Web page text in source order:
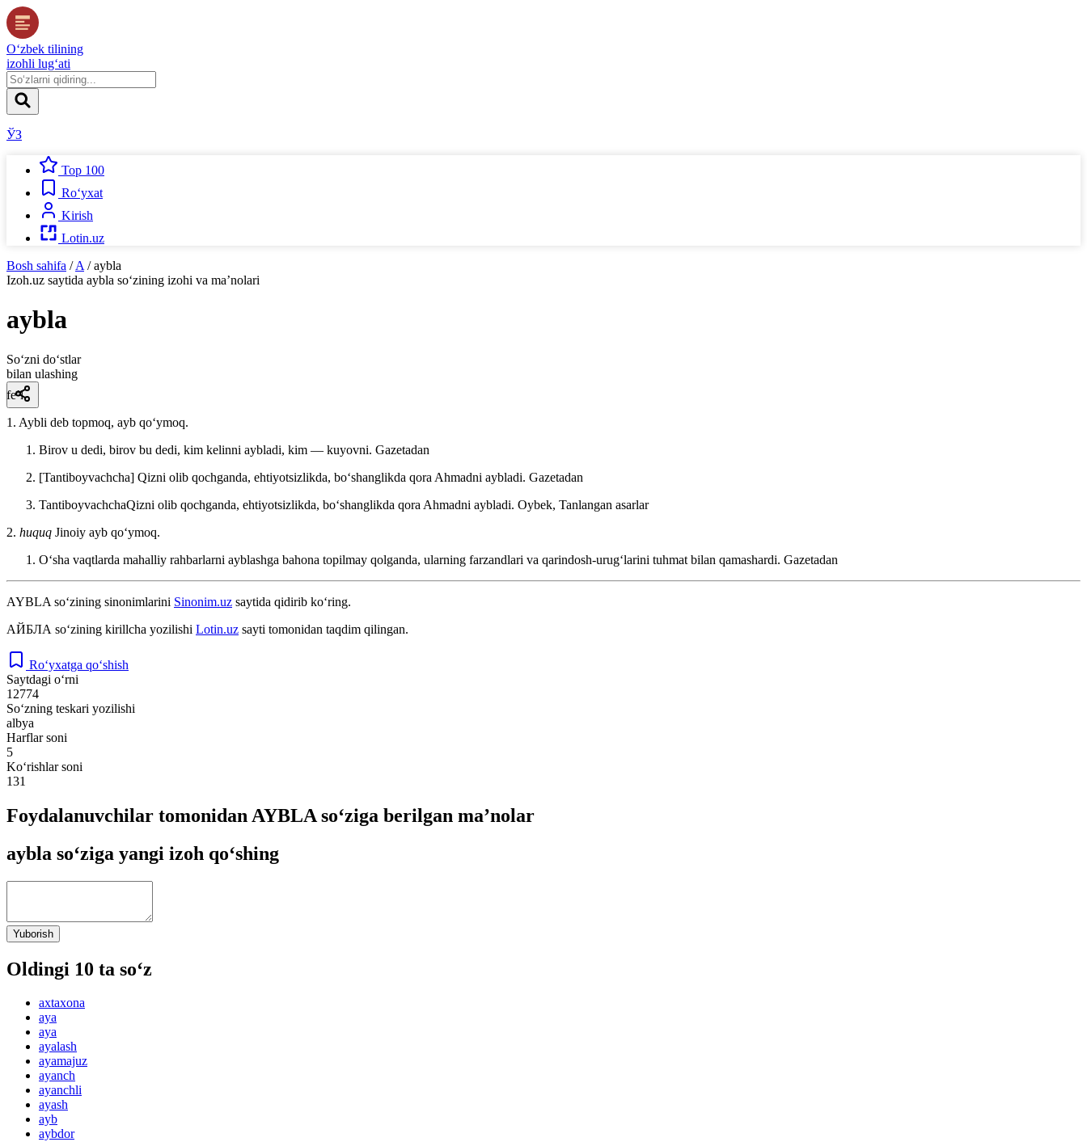
O‘zbek tilining
izohli lug‘ati
ЎЗ
Top 100
Ro‘yxat
Kirish
Lotin.uz
Bosh sahifa / A / aybla
Izoh.uz saytida aybla so‘zining izohi va ma’nolari
aybla
So‘zni do‘stlar
bilan ulashing
fe’l
1. Aybli deb topmoq, ayb qoʻymoq.
Birov u dedi, birov bu dedi, kim kelinni aybladi, kim — kuyovni. Gazetadan
[Tantiboyvachcha] Qizni olib qochganda, ehtiyotsizlikda, boʻshanglikda qora Ahmadni aybladi. Gazetadan
TantiboyvachchaQizni olib qochganda, ehtiyotsizlikda, boʻshanglikda qora Ahmadni aybladi. Oybek, Tanlangan asarlar
2. huquq Jinoiy ayb qoʻymoq.
Oʻsha vaqtlarda mahalliy rahbarlarni ayblashga bahona topilmay qolganda, ularning farzandlari va qarindosh-urugʻlarini tuhmat bilan qamashardi. Gazetadan
AYBLA so‘zining sinonimlarini Sinonim.uz saytida qidirib ko‘ring.
АЙБЛА so‘zining kirillcha yozilishi Lotin.uz sayti tomonidan taqdim qilingan.
Ro‘yxatga qo‘shish
Saytdagi o‘rni
12774
So‘zning teskari yozilishi
albya
Harflar soni
5
Ko‘rishlar soni
131
Foydalanuvchilar tomonidan AYBLA so‘ziga berilgan ma’nolar
aybla so‘ziga yangi izoh qo‘shing
Yuborish
Oldingi 10 ta so‘z
axtaxona
aya
aya
ayalash
ayamajuz
ayanch
ayanchli
ayash
ayb
aybdor